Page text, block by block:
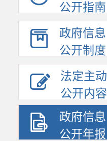
公开指南
政府信息
公开制度
法定主动
公开内容
政府信息
公开年报